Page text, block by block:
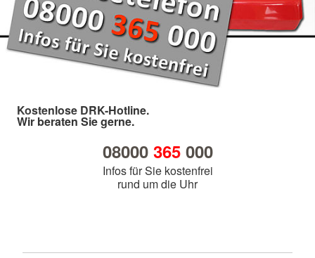
Kostenlose DRK-Hotline.
Wir beraten Sie gerne.
08000 365000
Infos für Sie kostenfrei
rund um die Uhr